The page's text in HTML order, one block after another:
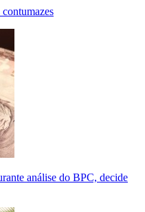
análise do BPC, decide